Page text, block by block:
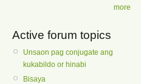
more
Active forum topics
Unsaon pag conjugate ang
kukabildo or hinabi
Bisaya